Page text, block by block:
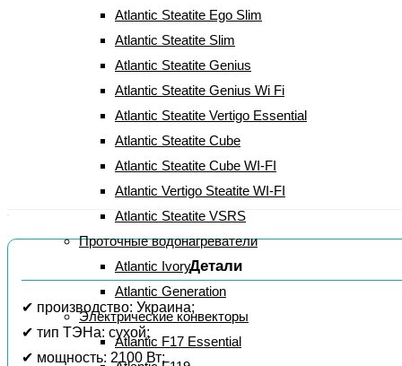
Atlantic Steatite Ego Slim
Atlantic Steatite Slim
Atlantic Steatite Genius
Atlantic Steatite Genius Wi Fi
Atlantic Steatite Vertigo Essential
Atlantic Steatite Cube
Atlantic Steatite Cube WI-FI
Atlantic Vertigo Steatite WI-FI
Atlantic Steatite VSRS
Проточные водонагреватели
Atlantic Ivory
Atlantic Generation
Электрические конвекторы
Atlantic F17 Essential
50 D325-2-BC (50891050)
4.86из 5 на основе опроса
отзывов клиентов)
11 199грн
цена
составляла
11
199
грн.
10 999
999
грн.
Детали
✔ производство: Украина;
✔ тип ТЭНа: сухой;
✔ мощность: 2100 Вт;